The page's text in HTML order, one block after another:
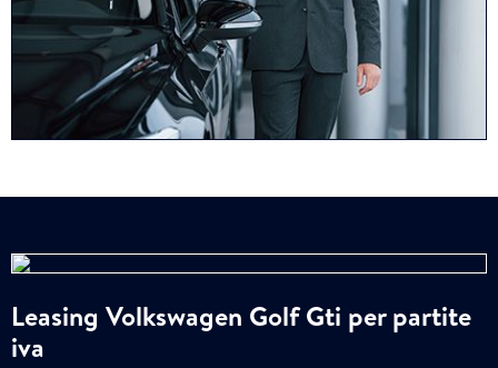
Leasing Volkswagen Golf Gti per partite
iva